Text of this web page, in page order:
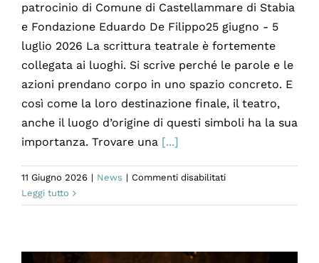
patrocinio di Comune di Castellammare di Stabia
e Fondazione Eduardo De Filippo25 giugno - 5
luglio 2026 La scrittura teatrale è fortemente
collegata ai luoghi. Si scrive perché le parole e le
azioni prendano corpo in uno spazio concreto. E
così come la loro destinazione finale, il teatro,
anche il luogo d’origine di questi simboli ha la sua
importanza. Trovare una [...]
11 Giugno 2026 | News | Commenti disabilitatisu
Residenza
la
Leggi tutto